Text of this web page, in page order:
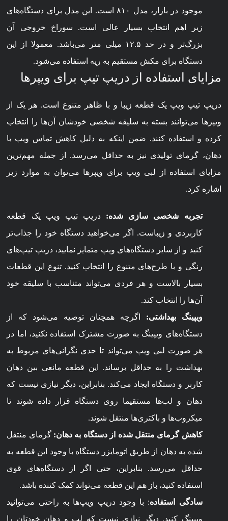
موجود در بازار، مدل ۸۱۰ است. این مدل برای دستگاه‌های
زیر اهم انتخاب بسیار عالی است. سوراخ خروجی آن
بزرگ‌تر و در حد ۱۲.۵ میلی متر می‌باشد. معمولا از این
دستگاه برای مکش مستقیم به ریه استفاده می‌شود.
مزایای استفاده از دریپ تیپ برای ویپرها
دریپ تیپ ویپ یک قطعه زیبا و با ظاهر متنوع است. هر یک از
ویپرها می‌توانند بسته به سلیقه شخصی خودشان آن‌ها را انتخاب
کرده و استفاده کنند. ضمن اینکه به دلیل کاهش تماس ویپ با
دهان، گرمای تولیدی نیز به حداقل می‌رسد. از جمله مهم‌ترین
مزایای استفاده از لبی ویپ برای ویپرها می‌توان به موارد زیر
اشاره کرد.
تجربه شخصی سازی شده: دریپ تیپ ویپ یک قطعه
کاربردی و زیباست. اگر می‌خواهید دستگاه خود را جذاب‌تر
کنید و از سایر دستگاه‌های ویپ متمایز نمایید، دریپ تیپ‌های
رنگی و با طرح‌های متنوع را انتخاب کنید. تنوع این قطعات
بسیار بالاست و هر فردی می‌تواند متناسب با سلیقه خود
آن‌ها را انتخاب کند.
ویپینگ بهداشتی:
اگرچه همچنان توصیه می‌شود که از
دستگاه‌های ویپینگ به صورت مشترک استفاده نکنید، اما در
هر صورت لبی ویپ می‌تواند تا حدی نگرانی‌های مربوط به
بهداشت را به حداقل برساند. این قطعه مانعی بین دهان
کاربر و دستگاه ایجاد می‌کند. بنابراین، دیگر نیازی نیست که
دهان و لب‌ها مستقیما روی دستگاه قرار داده شوند تا
میکروب‌ها و باکتری‌ها منتقل شوند.
کاهش گرمای منتقل شده از دستگاه به دهان:گرمای منتقل
شده به دهان از طریق اتومایزر دستگاه با وجود این قطعه به
حداقل می‌رسد. بنابراین، حتی اگر از دستگاه‌های قوی
استفاده کنید، باز هم این قطعه می‌تواند کمک کننده باشد.
سادگی استفاده: با وجود دریپ ویپ‌ها به راحتی می‌توانید
ویپینگ کنید. دیگر نیازی نیست که لب و دهان خودتان را